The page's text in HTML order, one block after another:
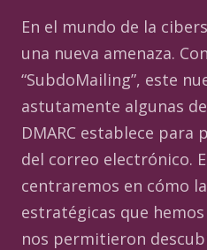
En el mundo de la
una nueva amenaza.
“SubdoMailing”, este
astutamente algunas
DMARC establece
del correo electrónico.
centraremos en cómo
estratégicas que
nos permitieron